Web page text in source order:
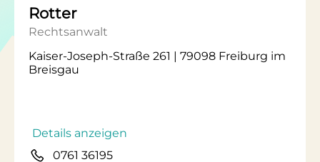
Rotter
Rechtsanwalt
Kaiser-Joseph-Straße 261 | 79098 Freiburg im
Breisgau
Details anzeigen
0761 36195